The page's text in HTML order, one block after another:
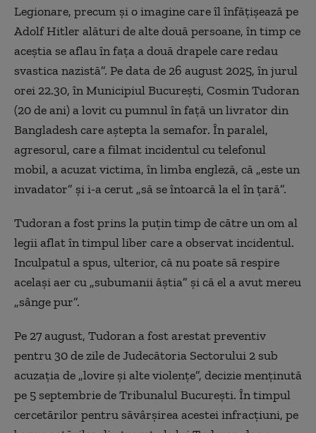
Legionare, precum şi o imagine care îl înfăţişează pe
Adolf Hitler alături de alte două persoane, în timp ce
aceştia se aflau în faţa a două drapele care redau
svastica nazistă”. Pe data de 26 august 2025, în jurul
orei 22.30, în Municipiul Bucureşti, Cosmin Tudoran
(20 de ani) a lovit cu pumnul în faţă un livrator din
Bangladesh care aştepta la semafor. În paralel,
agresorul, care a filmat incidentul cu telefonul
mobil, a acuzat victima, în limba engleză, că „este un
invadator” şi i-a cerut „să se întoarcă la el în ţară”.
Tudoran a fost prins la puțin timp de către un om al
legii aflat în timpul liber care a observat incidentul.
Inculpatul a spus, ulterior, că nu poate să respire
acelaşi aer cu „subumanii ăştia” şi că el a avut mereu
„sânge pur”.
Pe 27 august, Tudoran a fost arestat preventiv
pentru 30 de zile de Judecătoria Sectorului 2 sub
acuzaţia de „lovire şi alte violenţe”, decizie menţinută
pe 5 septembrie de Tribunalul Bucureşti. În timpul
cercetărilor pentru săvârşirea acestei infracţiuni, pe